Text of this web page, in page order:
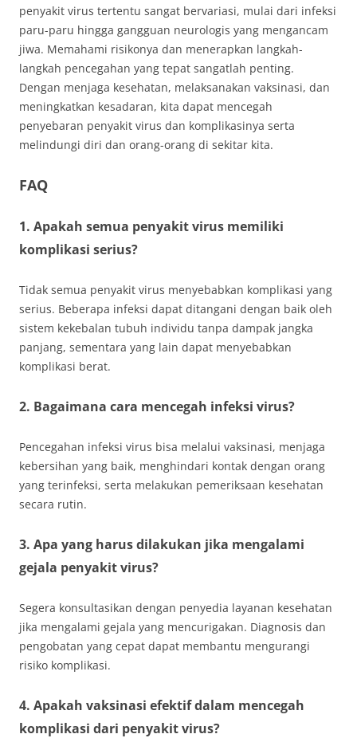
penyakit virus tertentu sangat bervariasi, mulai dari infeksi
paru-paru hingga gangguan neurologis yang mengancam
jiwa. Memahami risikonya dan menerapkan langkah-
langkah pencegahan yang tepat sangatlah penting.
Dengan menjaga kesehatan, melaksanakan vaksinasi, dan
meningkatkan kesadaran, kita dapat mencegah
penyebaran penyakit virus dan komplikasinya serta
melindungi diri dan orang-orang di sekitar kita.
FAQ
1. Apakah semua penyakit virus memiliki
komplikasi serius?
Tidak semua penyakit virus menyebabkan komplikasi yang
serius. Beberapa infeksi dapat ditangani dengan baik oleh
sistem kekebalan tubuh individu tanpa dampak jangka
panjang, sementara yang lain dapat menyebabkan
komplikasi berat.
2. Bagaimana cara mencegah infeksi virus?
Pencegahan infeksi virus bisa melalui vaksinasi, menjaga
kebersihan yang baik, menghindari kontak dengan orang
yang terinfeksi, serta melakukan pemeriksaan kesehatan
secara rutin.
3. Apa yang harus dilakukan jika mengalami
gejala penyakit virus?
Segera konsultasikan dengan penyedia layanan kesehatan
jika mengalami gejala yang mencurigakan. Diagnosis dan
pengobatan yang cepat dapat membantu mengurangi
risiko komplikasi.
4. Apakah vaksinasi efektif dalam mencegah
komplikasi dari penyakit virus?